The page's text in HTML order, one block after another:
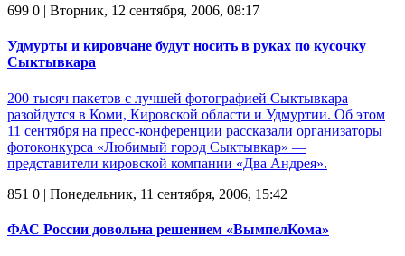
699 0 | Вторник, 12 сентября, 2006, 08:17
Удмурты и кировчане будут носить в руках по кусочку
Сыктывкара
200 тысяч пакетов с лучшей фотографией Сыктывкара
разойдутся в Коми, Кировской области и Удмуртии. Об этом
11 сентября на пресс-конференции рассказали организаторы
фотоконкурса «Любимый город Сыктывкар» —
представители кировской компании «Два Андрея».
851 0 | Понедельник, 11 сентября, 2006, 15:42
ФАС России довольна решением «ВымпелКома»